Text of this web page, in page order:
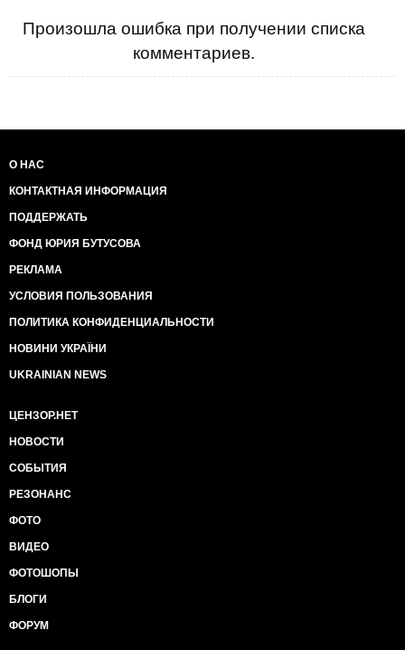
Произошла ошибка при получении списка
комментариев.
О НАС
КОНТАКТНАЯ ИНФОРМАЦИЯ
ПОДДЕРЖАТЬ
ФОНД ЮРИЯ БУТУСОВА
РЕКЛАМА
УСЛОВИЯ ПОЛЬЗОВАНИЯ
ПОЛИТИКА КОНФИДЕНЦИАЛЬНОСТИ
НОВИНИ УКРАЇНИ
UKRAINIAN NEWS
ЦЕНЗОР.НЕТ
НОВОСТИ
СОБЫТИЯ
РЕЗОНАНС
ФОТО
ВИДЕО
ФОТОШОПЫ
БЛОГИ
ФОРУМ